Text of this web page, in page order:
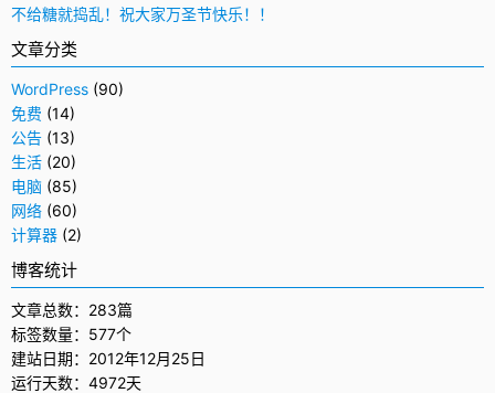
不给糖就捣乱！祝大家万圣节快乐！！
文章分类
WordPress (90)
免费 (14)
公告 (13)
生活 (20)
电脑 (85)
网络 (60)
计算器 (2)
博客统计
文章总数：283篇
标签数量：577个
建站日期：2012年12月25日
运行天数：4972天